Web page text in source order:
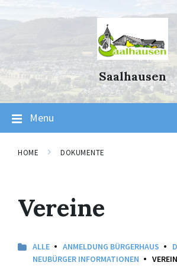
Saalhausen
Menu
HOME DOKUMENTE
Vereine
ALLE ANMELDUNG BÜRGERHAUS
NEUBÜRGER INFORMATIONEN